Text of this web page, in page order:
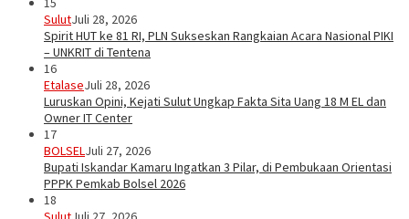
SulutJuli 28, 2026
Spirit HUT ke 81 RI, PLN Sukseskan Rangkaian Acara Nasional PIKI
– UNKRIT di Tentena
16
EtalaseJuli 28, 2026
Luruskan Opini, Kejati Sulut Ungkap Fakta Sita Uang 18 M EL dan
Owner IT Center
17
BOLSELJuli 27, 2026
Bupati Iskandar Kamaru Ingatkan 3 Pilar, di Pembukaan Orientasi
PPPK Pemkab Bolsel 2026
18